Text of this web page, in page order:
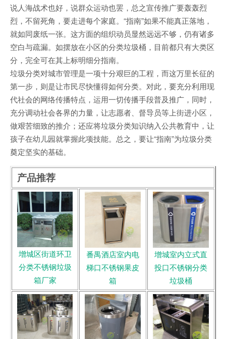
说人海战术也好，说群众运动也罢，总之宣传推广要轰轰烈
烈，不留死角，要走进每个家庭。“指南”如果不能真正落地，
就如同废纸一张。这方面的组织动员显然远远不够，仍有诸多
空白与疏漏。如摆放在小区的分类垃圾桶，目前都只有大类区
分，完全可在其上标明细分指南。
垃圾分类对城市管理是一项十分艰巨的工程，而这万里长征的
第一步，则是让市民尽快懂得如何分类。对此，要充分利用现
代社会的网络传播特点，运用一切传播手段普及推广，同时，
充分调动社会各界的力量，让志愿者、督导员等上街进小区，
做艰苦细致的推介；还应将垃圾分类知识纳入公共教育中，让
孩子在幼儿园就掌握此项技能。总之，要让“指南”为垃圾分类
奠定坚实的基础。
产品推荐
增城区街道环卫
分类不锈钢垃圾
箱厂家
番禺酒店室内电
梯口不锈钢果皮
箱
增城室内立式直
投口不锈钢分类
垃圾桶